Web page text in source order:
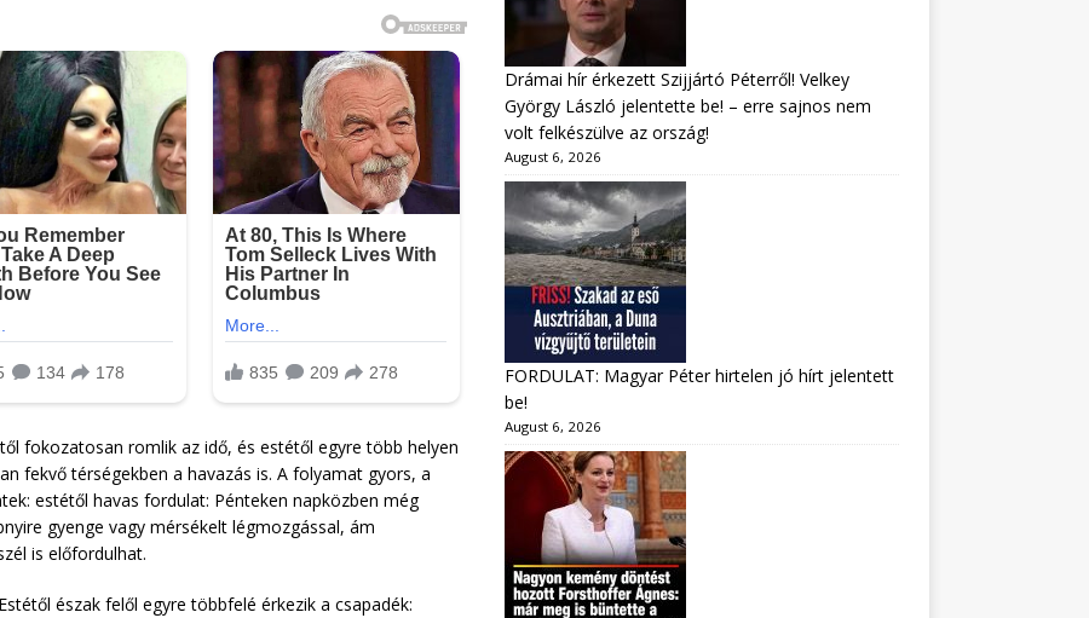
fokozatosan romlik az idő, és estétől egyre több helyen
fekvő térségekben a havazás is. A folyamat gyors, a
estétől havas fordulat: Pénteken napközben még
gyenge vagy mérsékelt légmozgással, ám
is előfordulhat.
észak felől egyre többfelé érkezik a csapadék:
Drámai hír érkezett Szijjártó Péterről! Velkey
György László jelentette be! – erre sajnos nem
volt felkészülve az ország!
August 6, 2026
FORDULAT: Magyar Péter hirtelen jó hírt jelentett
be!
August 6, 2026